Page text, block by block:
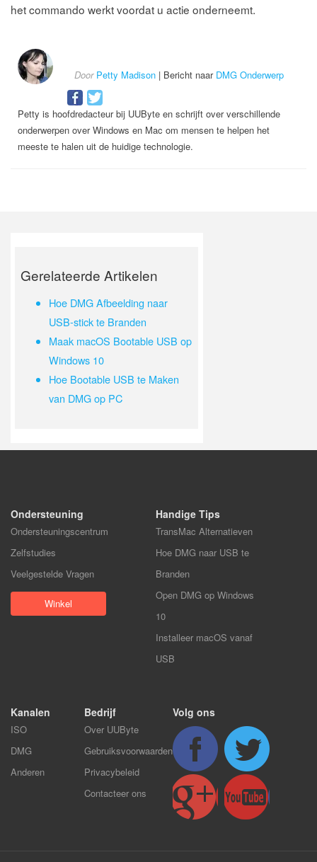
het commando werkt voordat u actie onderneemt.
Door Petty Madison | Bericht naar DMG Onderwerp
Petty is hoofdredacteur bij UUByte en schrijft over verschillende
onderwerpen over Windows en Mac om mensen te helpen het
meeste te halen uit de huidige technologie.
Gerelateerde Artikelen
Hoe DMG Afbeelding naar
USB-stick te Branden
Maak macOS Bootable USB op
Windows 10
Hoe Bootable USB te Maken
van DMG op PC
Ondersteuning
Ondersteuningscentrum
Zelfstudies
Veelgestelde Vragen
Winkel
Handige Tips
TransMac Alternatieven
Hoe DMG naar USB te
Branden
Open DMG op Windows
10
Installeer macOS vanaf
USB
Kanalen
ISO
DMG
Anderen
Bedrijf
Over UUByte
Gebruiksvoorwaarden
Privacybeleid
Contacteer ons
Volg ons